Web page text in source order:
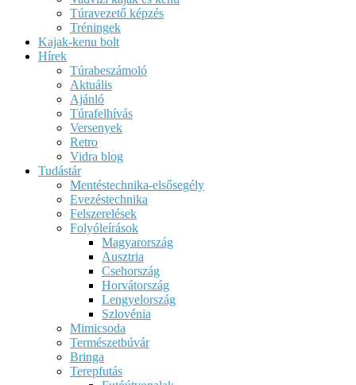
Túravezető képzés
Tréningek
Kajak-kenu bolt
Hírek
Túrabeszámoló
Aktuális
Ajánló
Túrafelhívás
Versenyek
Retro
Vidra blog
Tudástár
Mentéstechnika-elsősegély
Evezéstechnika
Felszerelések
Folyóleírások
Magyarország
Ausztria
Csehország
Horvátország
Lengyelország
Szlovénia
Mimicsoda
Természetbúvár
Bringa
Terepfutás